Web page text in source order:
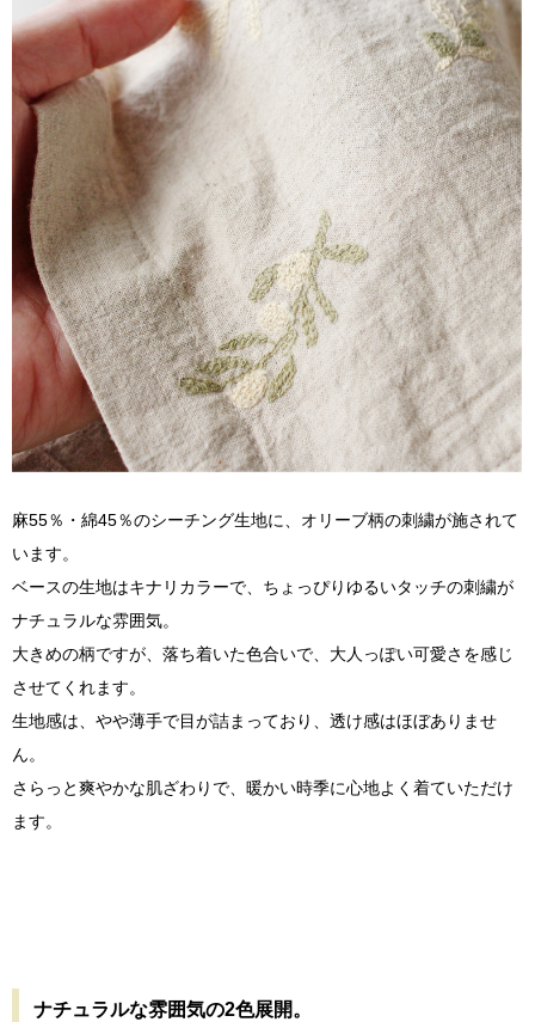
麻55％・綿45％のシーチング生地に、オリーブ柄の刺繍が施されて
います。
ベースの生地はキナリカラーで、ちょっぴりゆるいタッチの刺繍が
ナチュラルな雰囲気。
大きめの柄ですが、落ち着いた色合いで、大人っぽい可愛さを感じ
させてくれます。
生地感は、やや薄手で目が詰まっており、透け感はほぼありませ
ん。
さらっと爽やかな肌ざわりで、暖かい時季に心地よく着ていただけ
ます。
ナチュラルな雰囲気の2色展開。